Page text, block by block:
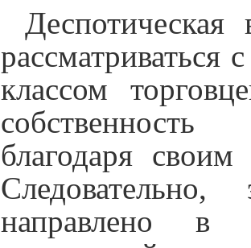
Деспотическая
рассматриваться
классом
благодаря
направлено в